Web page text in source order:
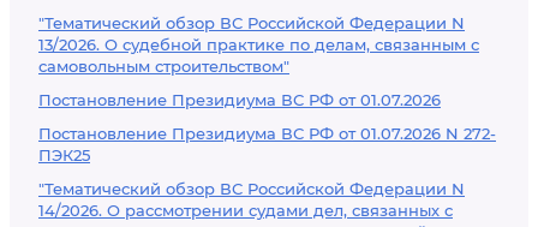
"Тематический обзор ВС Российской Федерации N
13/2026. О судебной практике по делам, связанным с
самовольным строительством"
Постановление Президиума ВС РФ от 01.07.2026
Постановление Президиума ВС РФ от 01.07.2026 N 272-
ПЭК25
"Тематический обзор ВС Российской Федерации N
14/2026. О рассмотрении судами дел, связанных с